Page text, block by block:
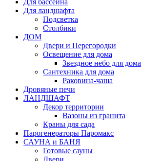
Для бассейна
Для ландшафта
Подсветка
Столбики
ДОМ
Двери и Перегородки
Освещение для дома
Звездное небо для дома
Сантехника для дома
Раковина-чаша
Дровяные печи
ЛАНДШАФТ
Декор территории
Вазоны из гранита
Краны для сада
Парогенераторы Паромакс
САУНА и БАНЯ
Готовые сауны